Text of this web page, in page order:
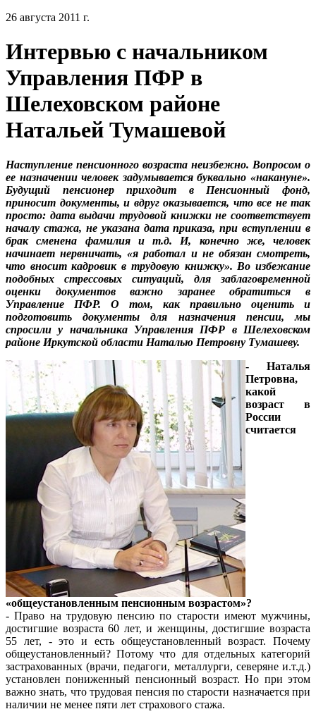
26 августа 2011 г.
Интервью с начальником
Управления ПФР в
Шелеховском районе
Натальей Тумашевой
Наступление пенсионного возраста неизбежно. Вопросом о
ее назначении человек задумывается буквально «накануне».
Будущий пенсионер приходит в Пенсионный фонд,
приносит документы, и вдруг оказывается, что все не так
просто: дата выдачи трудовой книжки не соответствует
началу стажа, не указана дата приказа, при вступлении в
брак сменена фамилия и т.д. И, конечно же, человек
начинает нервничать, «я работал и не обязан смотреть,
что вносит кадровик в трудовую книжку». Во избежание
подобных стрессовых ситуаций, для заблаговременной
оценки документов важно заранее обратиться в
Управление ПФР. О том, как правильно оценить и
подготовить документы для назначения пенсии, мы
спросили у начальника Управления ПФР в Шелеховском
районе Иркутской области Наталью Петровну Тумашеву.
- Наталья
Петровна,
какой
возраст в
России
считается
«общеустановленным пенсионным возрастом»?
- Право на трудовую пенсию по старости имеют мужчины,
достигшие возраста 60 лет, и женщины, достигшие возраста
55 лет, - это и есть общеустановленный возраст. Почему
общеустановленный? Потому что для отдельных категорий
застрахованных (врачи, педагоги, металлурги, северяне и.т.д.)
установлен пониженный пенсионный возраст. Но при этом
важно знать, что трудовая пенсия по старости назначается при
наличии не менее пяти лет страхового стажа.